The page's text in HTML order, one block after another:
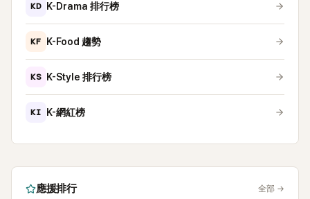
KD K-Drama 排行榜
KF K-Food 趨勢
KS K-Style 排行榜
KI K-網紅榜
應援排行 全部 →